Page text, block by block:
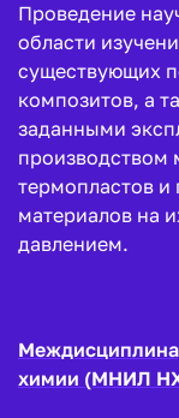
Проведение
области
существующих
композитов, а
заданными
производством
термопластов
материалов на
давлением.
химии (МНИЛ